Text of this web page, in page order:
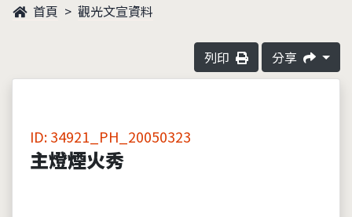
首頁 觀光文宣資料
列印 分享
ID: 34921_PH_20050323
主燈煙火秀